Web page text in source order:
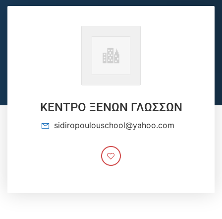
ΚΕΝΤΡΟ ΞΕΝΩΝ ΓΛΩΣΣΩΝ
sidiropoulouschool@yahoo.com